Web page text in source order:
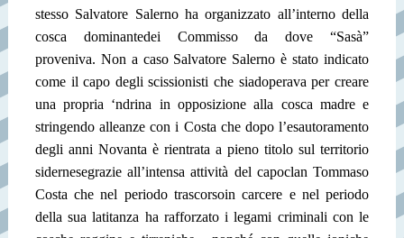
stesso Salvatore Salerno ha organizzato all’interno della
cosca dominantedei Commisso da dove “Sasà”
proveniva. Non a caso Salvatore Salerno è stato indicato
come il capo degli scissionisti che siadoperava per creare
una propria ‘ndrina in opposizione alla cosca madre e
stringendo alleanze con i Costa che dopo l’esautoramento
degli anni Novanta è rientrata a pieno titolo sul territorio
sidernesegrazie all’intensa attività del capoclan Tommaso
Costa che nel periodo trascorsoin carcere e nel periodo
della sua latitanza ha rafforzato i legami criminali con le